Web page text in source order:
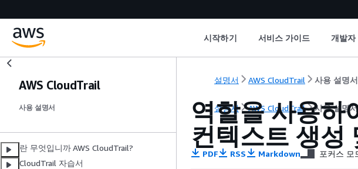
시작하기 서비스 가이드 개발자
AWS CloudTrail
사용 설명서
란 무엇입니까 AWS CloudTrail?
CloudTrail 자습서
설명서 AWS CloudTrail 사용 설명서
설명서 AWS CloudTrail 사용 설명서
역할을 사용
컨텍스트 생성
PDF RSS Markdown 포커스 모